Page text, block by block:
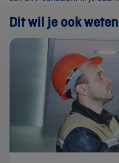
Dit wil je ook weten